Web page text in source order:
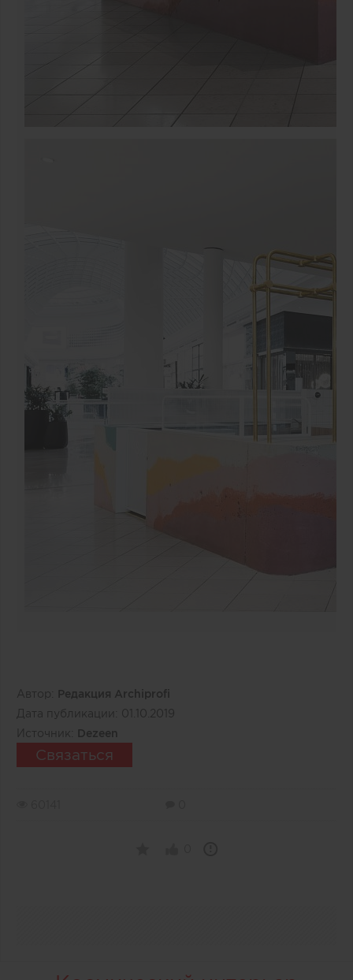
Автор:
Редакция Archiprofi
Дата публикации: 01.10.2019
Источник:
Dezeen
Связаться